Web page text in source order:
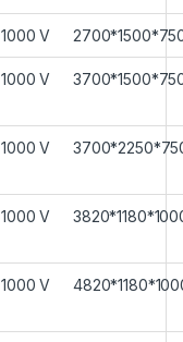
1000 V
1000 V
1000 V
1000 V
1000 V